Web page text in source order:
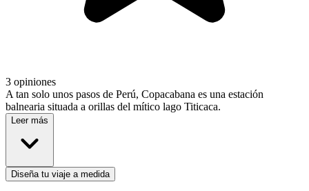
3 opiniones
A tan solo unos pasos de Perú, Copacabana es una estación
balnearia situada a orillas del mítico lago Titicaca.
Leer más
Diseña tu viaje a medida